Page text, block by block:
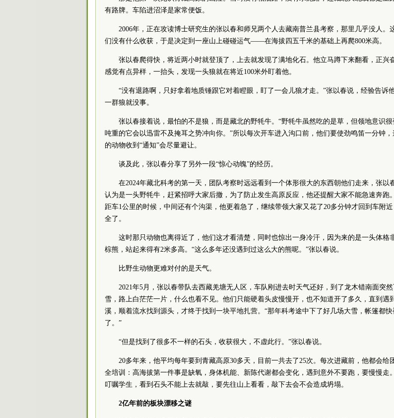
有路牌。车陷进沼泽是家常便饭。
2006年，正在攻读博士研究生的张以春和师兄两个人去藏南普兰县考察，那里几乎没人。
们没有什么收获，于是决定到一座山上碰碰运气——在海拔四五千米的基础上再爬800米高。
张以春爬得快，将近两小时就登顶了，上去就发现了满地化石。他立马蹲下来翻看，正兴
感觉有点异样，一抬头，发现一头狼就在将近100米外盯着他。
“没有退路啊，只好拿着地质锤跟它对着瞪眼，盯了一会儿狼才走。”张以春说，经验告诉
一群狼就没事。
张以春接着说，最怕的不是狼，而是藏北的野牦牛。“野牦牛虽然吃的是草，但领地意识
吨重的它会以迅雷不及掩耳之势冲向你。”所以每次开车进入沟口前，他们要使劲鸣笛一分钟，
的动物收到“通知”会尽量避让。
谈及此，张以春分享了另外一段“惊心动魄”的经历。
在2024年藏北科考的第一天，团队考察时远远看到一个体形很大的东西朝他们走来，张以
认为是一头野牦牛，赶紧招呼大家后撤，为了防止发生高原反应，他还提醒大家不能急速奔跑
距车1公里的时候，中间还有个沟渠，他更着急了，继续带领大家又花了20多分钟才回到车附
全了。
这时那只动物也离得近了，他们这才看清楚，同时也惊出一身冷汗，因为来的是一头体格
棕熊，站起来得有2米多高。“这么多年还没遇到过这么大的熊呢。”张以春说。
比野生动物更难对付的是天气。
2021年5月，张以春带队去西藏羌塘无人区，车队刚进去时天气还好，到了龙木错南面突
雪，路上白茫茫一片，什么也看不见。他们只能硬着头皮慢慢开，也不知道开了多久，直到遇
溪，顺着流水找到源头，才终于找到一块平地扎营。“那年科考途中下了好几场大雪，帐篷都快
了。”
“但是找到了很多不一样的石头，收获很大，不虚此行。”张以春说。
20多年来，他平均每年要到青藏高原30多天，目前一共去了25次。每次进藏前，他都会给
全培训：高海拔第一件事是缺氧，身体机能、新陈代谢都会变化，遇到意外不要跑，要慢慢走
叮嘱学生，看到石头不能上去就敲，要先往山上看看，敲下去会不会造成坍塌。
2亿年前的板块漂移之谜